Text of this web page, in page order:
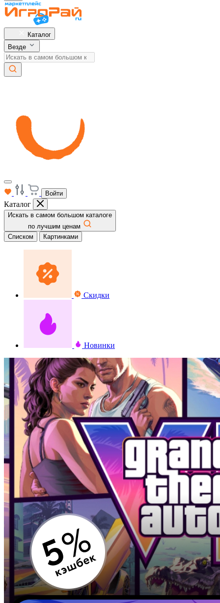
Каталог
Везде
Войти
Каталог
Искать в самом большом каталоге
по лучшим ценам
Списком
Картинками
Скидки
Новинки